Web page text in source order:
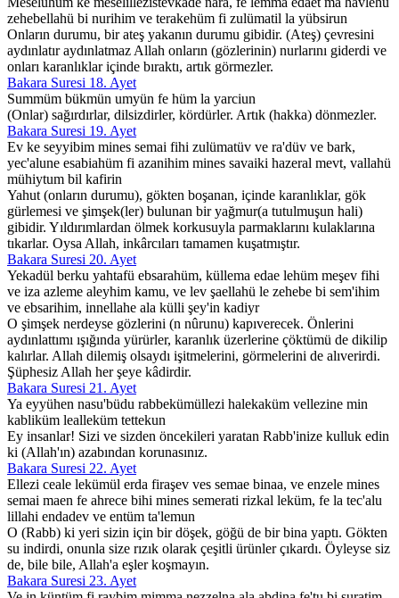
zehebellahü bi nurihim ve terakehüm fi zulümatil la yübsirun
Onların durumu, bir ateş yakanın durumu gibidir. (Ateş) çevresini
aydınlatır aydınlatmaz Allah onların (gözlerinin) nurlarını giderdi ve
onları karanlıklar içinde bıraktı, artık görmezler.
Bakara Suresi 18. Ayet
Summüm bükmün umyün fe hüm la yarciun
(Onlar) sağırdırlar, dilsizdirler, kördürler. Artık (hakka) dönmezler.
Bakara Suresi 19. Ayet
Ev ke seyyibim mines semai fihi zulümatüv ve ra'düv ve bark,
yec'alune esabiahüm fi azanihim mines savaiki hazeral mevt, vallahü
mühiytum bil kafirin
Yahut (onların durumu), gökten boşanan, içinde karanlıklar, gök
gürlemesi ve şimşek(ler) bulunan bir yağmur(a tutulmuşun hali)
gibidir. Yıldırımlardan ölmek korkusuyla parmaklarını kulaklarına
tıkarlar. Oysa Allah, inkârcıları tamamen kuşatmıştır.
Bakara Suresi 20. Ayet
Yekadül berku yahtafü ebsarahüm, küllema edae lehüm meşev fihi
ve iza azleme aleyhim kamu, ve lev şaellahü le zehebe bi sem'ihim
ve ebsarihim, innellahe ala külli şey'in kadiyr
O şimşek nerdeyse gözlerini (n nûrunu) kapıverecek. Önlerini
aydınlattımı ışığında yürürler, karanlık üzerlerine çöktümü de dikilip
kalırlar. Allah dilemiş olsaydı işitmelerini, görmelerini de alıverirdi.
Şüphesiz Allah her şeye kâdirdir.
Bakara Suresi 21. Ayet
Ya eyyühen nasu'büdu rabbekümüllezi halekaküm vellezine min
kabliküm lealleküm tettekun
Ey insanlar! Sizi ve sizden öncekileri yaratan Rabb'inize kulluk edin
ki (Allah'ın) azabından korunasınız.
Bakara Suresi 22. Ayet
Ellezi ceale lekümül erda firaşev ves semae binaa, ve enzele mines
semai maen fe ahrece bihi mines semerati rizkal leküm, fe la tec'alu
lillahi endadev ve entüm ta'lemun
O (Rabb) ki yeri sizin için bir döşek, göğü de bir bina yaptı. Gökten
su indirdi, onunla size rızık olarak çeşitli ürünler çıkardı. Öyleyse siz
de, bile bile, Allah'a eşler koşmayın.
Bakara Suresi 23. Ayet